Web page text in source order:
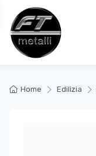
Home Edilizia